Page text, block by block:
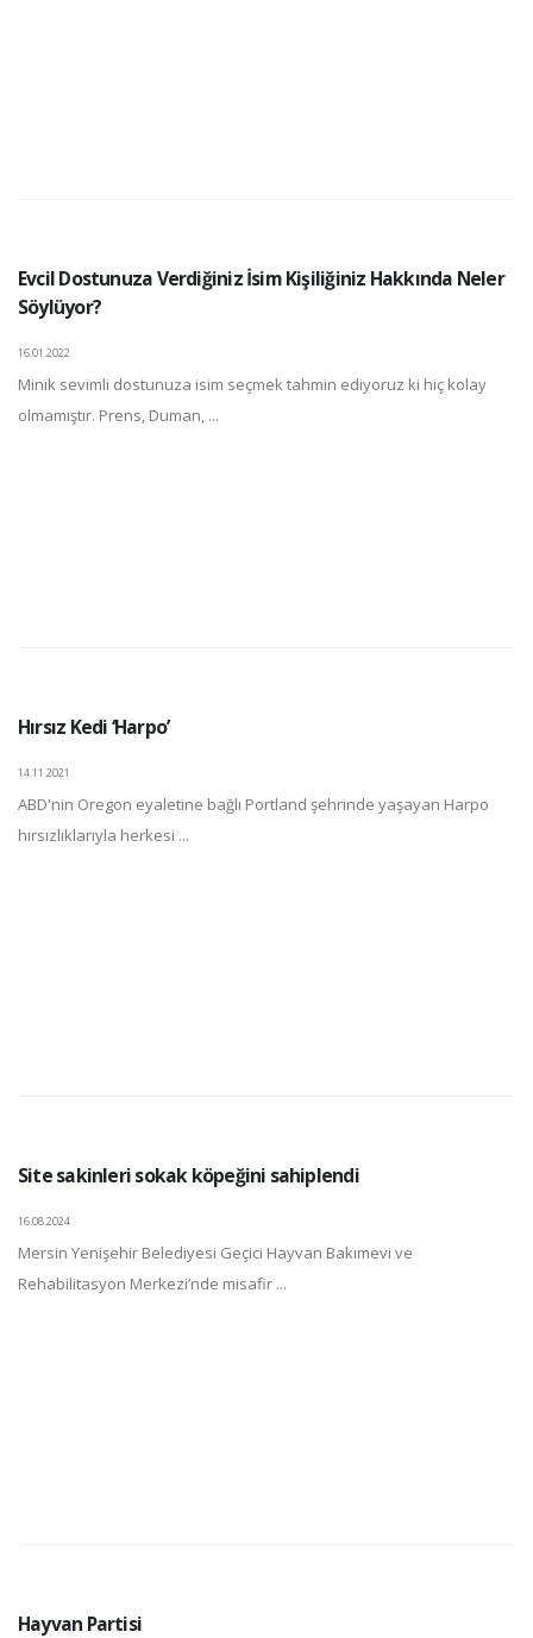
Evcil Dostunuza Verdiğiniz İsim Kişiliğiniz Hakkında Neler
Söylüyor?
16.01.2022
Minik sevimli dostunuza isim seçmek tahmin ediyoruz ki hiç kolay
olmamıştır. Prens, Duman, ...
Hırsız Kedi ‘Harpo’
14.11.2021
ABD'nin Oregon eyaletine bağlı Portland şehrinde yaşayan Harpo
hırsızlıklarıyla herkesi ...
Site sakinleri sokak köpeğini sahiplendi
16.08.2024
Mersin Yenişehir Belediyesi Geçici Hayvan Bakımevi ve
Rehabilitasyon Merkezi’nde misafir ...
Hayvan Partisi